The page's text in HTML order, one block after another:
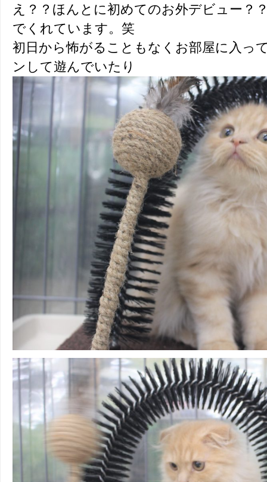
え？？ほんとに初めてのお外デビュー？
でくれています。笑
初日から怖がることもなくお部屋に入っ
ンして遊んでいたり